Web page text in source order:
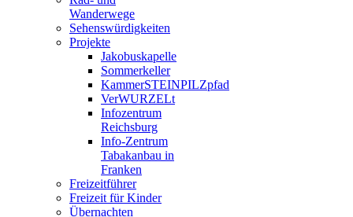
Wanderwege
Sehenswürdigkeiten
Projekte
Jakobuskapelle
Sommerkeller
KammerSTEINPILZpfad
VerWURZELt
Infozentrum
Reichsburg
Info-Zentrum
Tabakanbau in
Franken
Freizeitführer
Freizeit für Kinder
Übernachten